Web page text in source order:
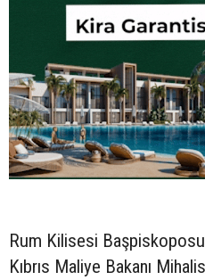
Rum Kilisesi
Kıbrıs Maliye Bakanı